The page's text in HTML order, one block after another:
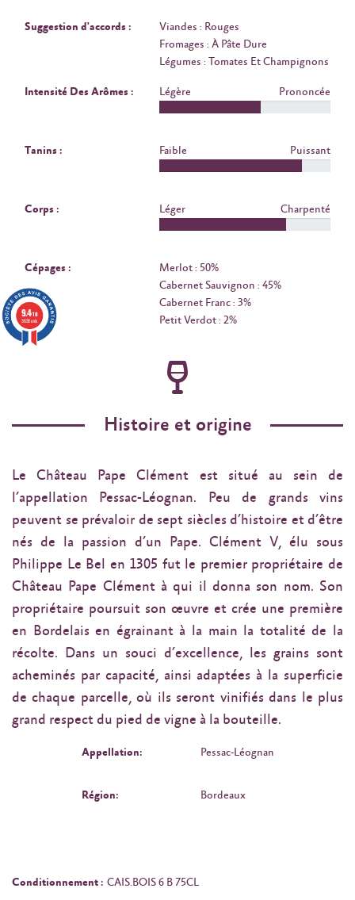
Suggestion d'accords :
Viandes : Rouges
Fromages : À Pâte Dure
Légumes : Tomates Et Champignons
Intensité Des Arômes : Légère Prononcée
Tanins : Faible Puissant
Corps : Léger Charpenté
Cépages :
Merlot : 50%
Cabernet Sauvignon : 45%
Cabernet Franc : 3%
Petit Verdot : 2%
Histoire et origine
Le Château Pape Clément est situé au sein de
l’appellation Pessac-Léognan. Peu de grands vins
peuvent se prévaloir de sept siècles d’histoire et d’être
nés de la passion d’un Pape. Clément V, élu sous
Philippe Le Bel en 1305 fut le premier propriétaire de
Château Pape Clément à qui il donna son nom. Son
propriétaire poursuit son œuvre et crée une première
en Bordelais en égrainant à la main la totalité de la
récolte. Dans un souci d’excellence, les grains sont
acheminés par capacité, ainsi adaptées à la superficie
de chaque parcelle, où ils seront vinifiés dans le plus
grand respect du pied de vigne à la bouteille.
Appellation: Pessac-Léognan
Région: Bordeaux
Conditionnement : CAIS.BOIS 6 B 75CL
9.4/10
3638 avis